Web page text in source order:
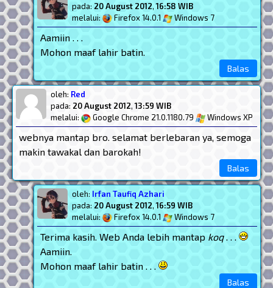
pada: 20 August 2012,16:58 WIB
melalui:
Firefox 14.0.1 Windows 7
Aamiin . . .
Mohon maaf lahir batin.
Balas
oleh: Red
pada: 20 August 2012,13:59 WIB
melalui:
Google Chrome 21.0.1180.79 Windows XP
webnya mantap bro. selamat berlebaran ya, semoga
makin tawakal dan barokah!
Balas
oleh: Irfan Taufiq Azhari
pada: 20 August 2012,16:59 WIB
melalui:
Firefox 14.0.1 Windows 7
Terima kasih. Web Anda lebih mantap koq. . .
Aamiin.
Mohon maaf lahir batin . . .
Balas